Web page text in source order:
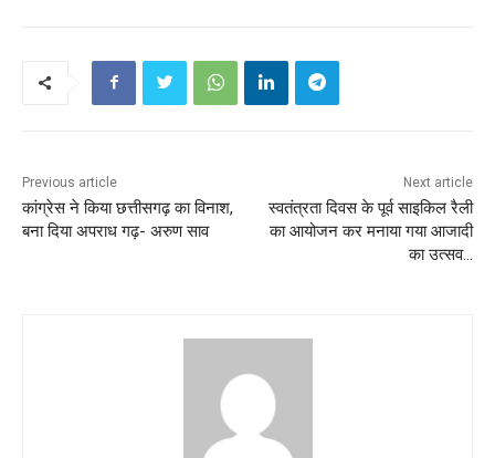
Previous article
कांग्रेस ने किया छत्तीसगढ़ का विनाश,
बना दिया अपराध गढ़- अरुण साव
Next article
स्वतंत्रता दिवस के पूर्व साइकिल रैली
का आयोजन कर मनाया गया आजादी
का उत्सव…